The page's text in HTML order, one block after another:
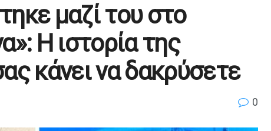
μαζί του στο
Η ιστορία της
κάνει να δακρύσετε
0